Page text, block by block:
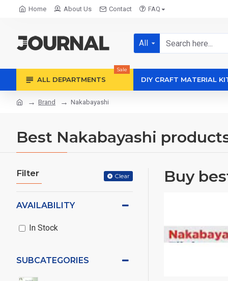
Home About Us Contact FAQ
All
ALL DEPARTMENTS
Sale
DIY CRAFT MATERIAL
Brand Nakabayashi
Best Nakabayashi
Filter Clear
SUBCATEGORIES
AVAILABILITY
In Stock
Buy